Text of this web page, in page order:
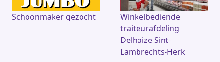
Schoonmaker gezocht
Winkelbediende
traiteurafdeling
Delhaize Sint-
Lambrechts-Herk